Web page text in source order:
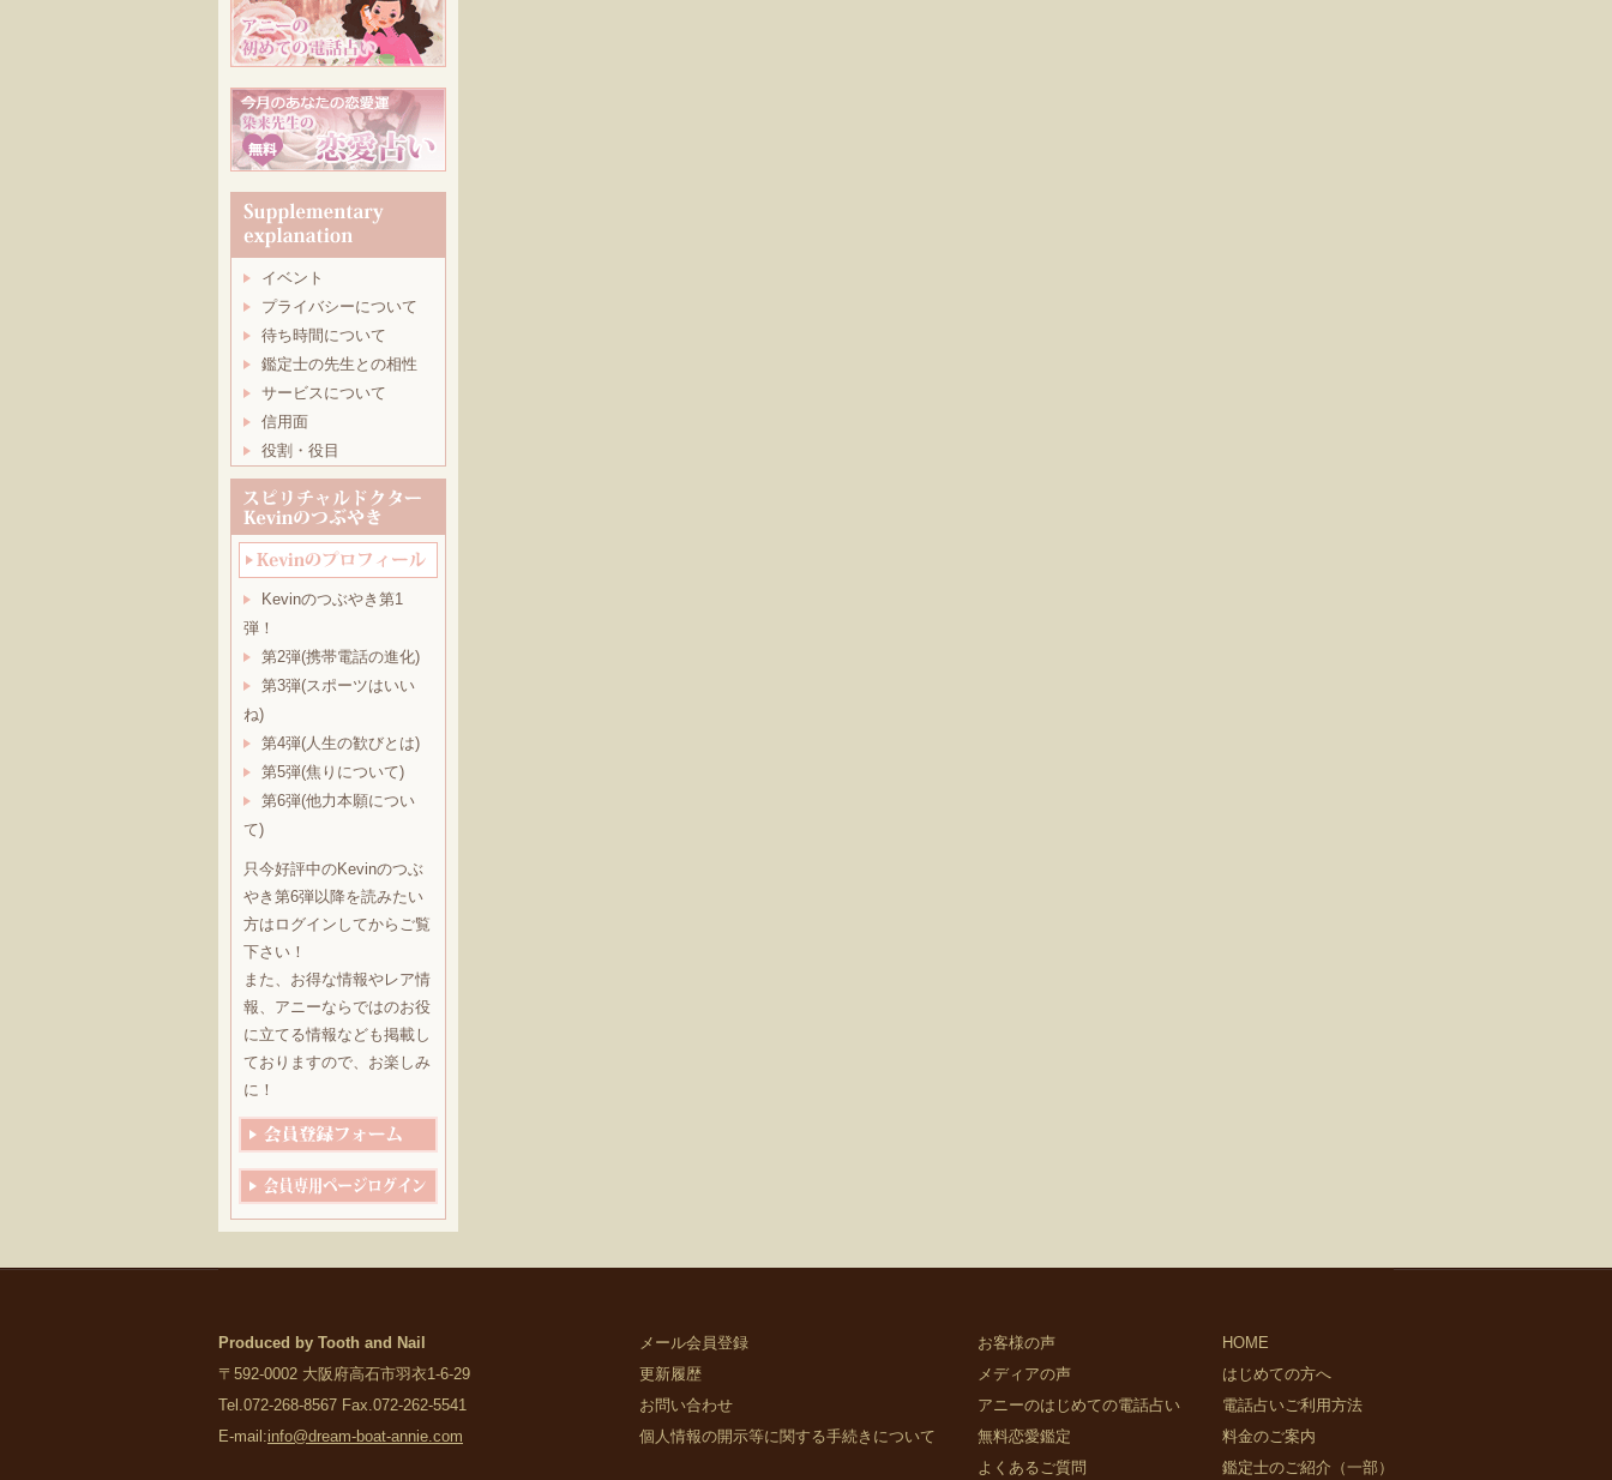
イベント
プライバシーについて
待ち時間について
鑑定士の先生との相性
サービスについて
信用面
役割・役目
Kevinのつぶやき第1
弾！
第2弾(携帯電話の進化)
第3弾(スポーツはいい
ね)
第4弾(人生の歓びとは)
第5弾(焦りについて)
第6弾(他力本願につい
て)
只今好評中のKevinのつぶ
やき第6弾以降を読みたい
方はログインしてからご覧
下さい！
また、お得な情報やレア情
報、アニーならではのお役
に立てる情報なども掲載し
ておりますので、お楽しみ
に！
Produced by Tooth and Nail
〒592-0002 大阪府高石市羽衣1-6-29
Tel.072-268-8567 Fax.072-262-5541
E-mail:info@dream-boat-annie.com
HOME
はじめての方へ
電話占いご利用方法
料金のご案内
鑑定士のご紹介（一部）
お客様の声
メディアの声
アニーのはじめての電話占い
無料恋愛鑑定
よくあるご質問
メール会員登録
更新履歴
お問い合わせ
個人情報の開示等に関する手続きについて